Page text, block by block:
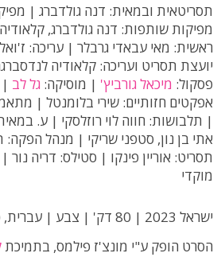
תסריטאית ובמאית: דנה גולדברג |
מפיקות שותפות: דנה גולדברג,
ראשית: מאי עבאדי גרבלר | עריכה:
יועצת תסריט ועריכה: קלאודיה
פסקול: מיכאל גורביץ' | מוסיקה: גל לב |
אפקטים חזותיים: שירי בלומנטל |
| תלבושות: חווה לוי רוזלסקי | ע.
אתי בן נון, סטפני שריקי | מנהל
תסריט: אוריין פינקו | סטילס: דריה נור
מוקדי
ישראל 2023 | 80 דק' | צבע | עברית, כתוביות אנגלית
הסרט הופק ע"י מונצ'ז פילמס, בתמיכת